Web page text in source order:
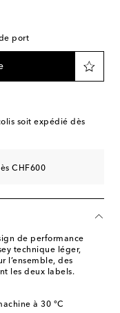
port
soit expédié dès
CHF600
de performance
technique léger,
l’ensemble, des
les deux labels.
à 30 °C